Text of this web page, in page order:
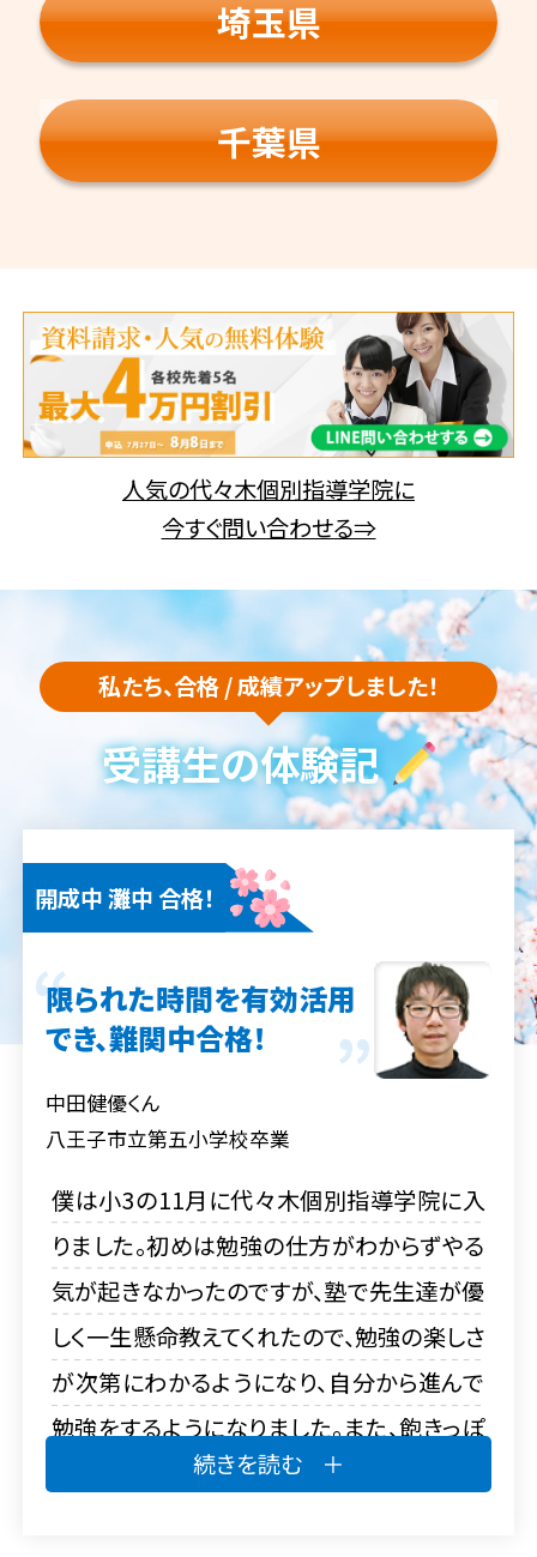
埼玉県
千葉県
人気の代々木個別指導学院に
今すぐ問い合わせる⇒
私たち、合格 / 成績アップしました！
受講生の体験記
開成中 灘中 合格！
限られた時間を有効活用
でき、難関中合格！
中田健優くん
八王子市立第五小学校卒業
僕は小3の11月に代々木個別指導学院に入
りました。初めは勉強の仕方がわからずやる
気が起きなかったのですが、塾で先生達が優
しく一生懸命教えてくれたので、勉強の楽しさ
が次第にわかるようになり、自分から進んで
勉強をするようになりました。また、飽きっぽ
い性格で、長時間家で勉強していると集中が
続きを読む